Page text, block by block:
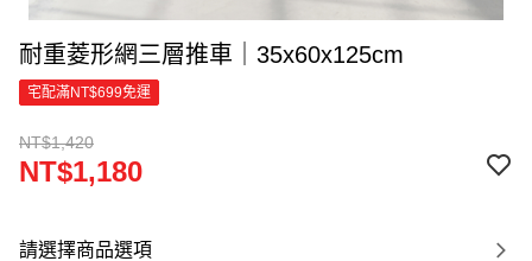
耐重菱形網三層推車｜35x60x125cm
宅配滿NT$699免運
NT$1,420
NT$1,180
請選擇商品選項